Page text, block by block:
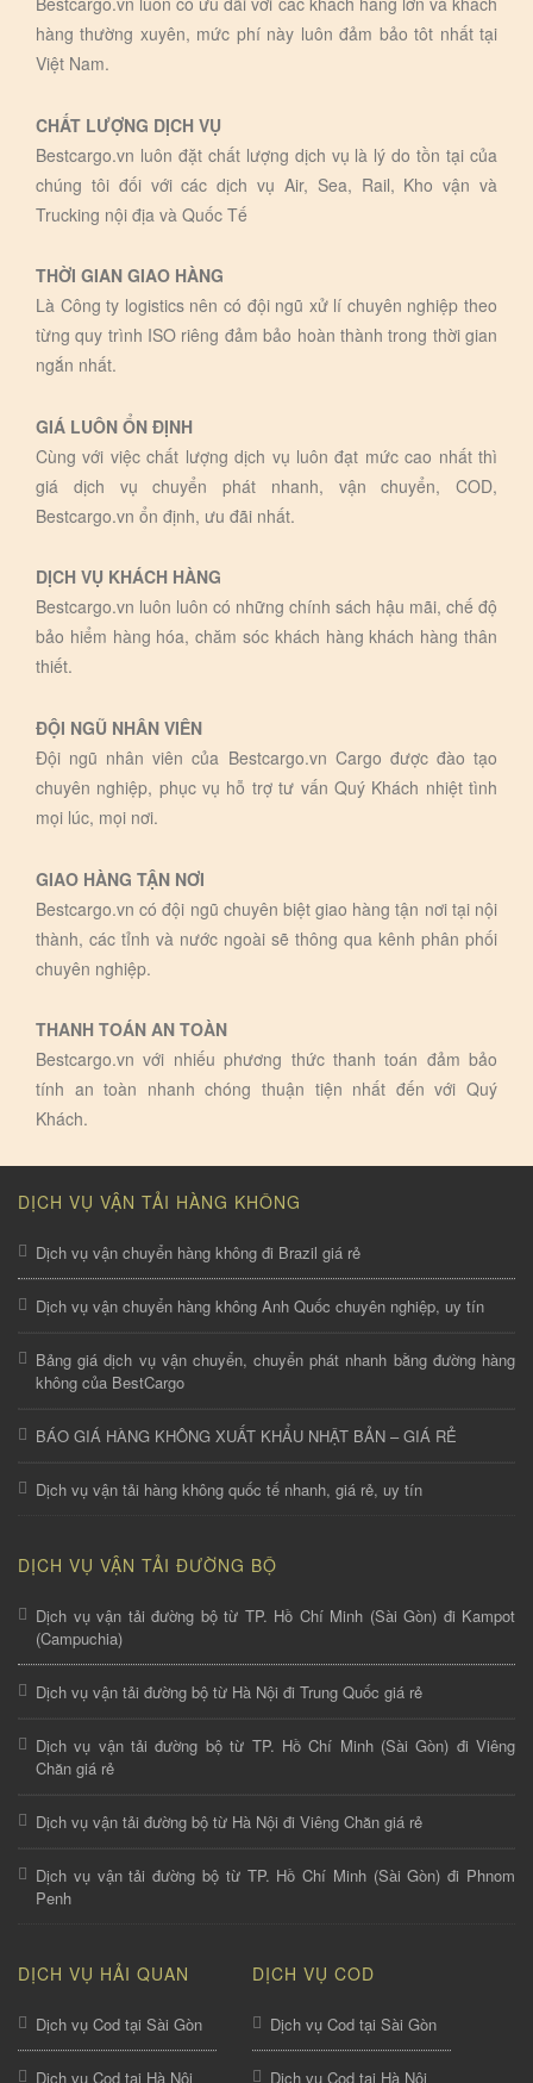
hàng thường xuyên, mức phí này luôn đảm bảo tôt nhất tại
Việt Nam.
CHẤT LƯỢNG DỊCH VỤ
Bestcargo.vn luôn đặt chất lượng dịch vụ là lý do tồn tại của
chúng tôi đối với các dịch vụ Air, Sea, Rail, Kho vận và
Trucking nội địa và Quốc Tế
THỜI GIAN GIAO HÀNG
Là Công ty logistics nên có đội ngũ xử lí chuyên nghiệp theo
từng quy trình ISO riêng đảm bảo hoàn thành trong thời gian
ngắn nhất.
GIÁ LUÔN ỔN ĐỊNH
Cùng với việc chất lượng dịch vụ luôn đạt mức cao nhất thì
giá dịch vụ chuyển phát nhanh, vận chuyển, COD,
Bestcargo.vn ổn định, ưu đãi nhất.
DỊCH VỤ KHÁCH HÀNG
Bestcargo.vn luôn luôn có những chính sách hậu mãi, chế độ
bảo hiểm hàng hóa, chăm sóc khách hàng khách hàng thân
thiết.
ĐỘI NGŨ NHÂN VIÊN
Đội ngũ nhân viên của Bestcargo.vn Cargo được đào tạo
chuyên nghiệp, phục vụ hỗ trợ tư vấn Quý Khách nhiệt tình
mọi lúc, mọi nơi.
GIAO HÀNG TẬN NƠI
Bestcargo.vn có đội ngũ chuyên biệt giao hàng tận nơi tại nội
thành, các tỉnh và nước ngoài sẽ thông qua kênh phân phối
chuyên nghiệp.
THANH TOÁN AN TOÀN
Bestcargo.vn với nhiếu phương thức thanh toán đảm bảo
tính an toàn nhanh chóng thuận tiện nhất đến với Quý
Khách.
DỊCH VỤ VẬN TẢI HÀNG KHÔNG
Dịch vụ vận chuyển hàng không đi Brazil giá rẻ
Dịch vụ vận chuyển hàng không Anh Quốc chuyên nghiệp, uy tín
Bảng giá dịch vụ vận chuyển, chuyển phát nhanh bằng đường hàng
không của BestCargo
BÁO GIÁ HÀNG KHÔNG XUẤT KHẨU NHẬT BẢN – GIÁ RẺ
Dịch vụ vận tải hàng không quốc tế nhanh, giá rẻ, uy tín
DỊCH VỤ VẬN TẢI ĐƯỜNG BỘ
Dịch vụ vận tải đường bộ từ TP. Hồ Chí Minh (Sài Gòn) đi Kampot
(Campuchia)
Dịch vụ vận tải đường bộ từ Hà Nội đi Trung Quốc giá rẻ
Dịch vụ vận tải đường bộ từ TP. Hồ Chí Minh (Sài Gòn) đi Viêng
Chăn giá rẻ
Dịch vụ vận tải đường bộ từ Hà Nội đi Viêng Chăn giá rẻ
Dịch vụ vận tải đường bộ từ TP. Hồ Chí Minh (Sài Gòn) đi Phnom
Penh
DỊCH VỤ HẢI QUAN
Dịch vụ Cod tại Sài Gòn
Dịch vụ Cod tại Hà Nội
DỊCH VỤ COD
Dịch vụ Cod tại Sài Gòn
Dịch vụ Cod tại Hà Nội